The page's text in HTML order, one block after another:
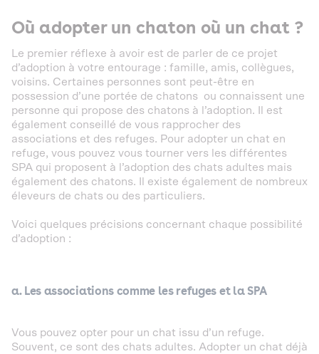
Où adopter un chaton où un chat ?
Le premier réflexe à avoir est de parler de ce projet
d’adoption à votre entourage : famille, amis, collègues,
voisins. Certaines personnes sont peut-être en
possession d’une portée de chatons ou connaissent une
personne qui propose des chatons à l’adoption. Il est
également conseillé de vous rapprocher des
associations et des refuges. Pour adopter un chat en
refuge, vous pouvez vous tourner vers les différentes
SPA qui proposent à l’adoption des chats adultes mais
également des chatons. Il existe également de nombreux
éleveurs de chats ou des particuliers.
Voici quelques précisions concernant chaque possibilité
d’adoption :
a. Les associations comme les refuges et la SPA
Vous pouvez opter pour un chat issu d’un refuge.
Souvent, ce sont des chats adultes. Adopter un chat déjà